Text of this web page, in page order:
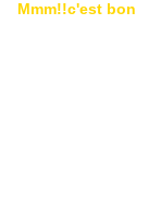
Mmm!!c'est bon